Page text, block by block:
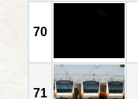
70
71